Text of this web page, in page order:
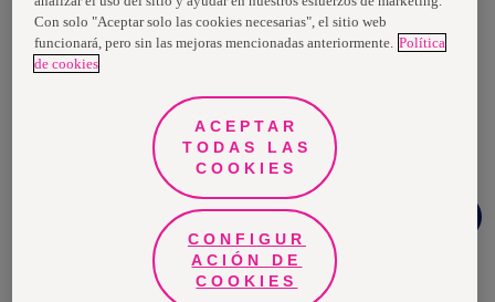
Nosotras, una marca de Essity - una compañía global líder en
higiene y salud. Cada día, mil millones de personas, en todo el
propósito es romper barreras por el bienestar en beneficio de
consumidores, pacientes, cuidadores, clientes y la sociedad en
general. Vendemos en aproximadamente 150 países bajo las
principales marcas globales TENA y Tork, así como otras marcas
como Actimove, Cutimed, JOBST, Knix, Leukoplast, Libero, Libresse,
Lotus, Modibodi, Nosotras, Saba, Tempo, TOM Organic y Zewa. En
2024, Essity tuvo ventas de aproximadamente 13 mil millones de
euros y empleó a 36,000 personas. La sede de la compañía está
ubicada en Estocolmo, Suecia, y Essity cotiza en Nasdaq Estocolmo.
Más información enwww.essity.com.
Con solo "Aceptar solo las cookies necesarias", el sitio web
funcionará, pero sin las mejoras mencionadas anteriormente. Política
de cookies
ACEPTAR
TODAS LAS
COOKIES
CONFIGUR
ACIÓN DE
COOKIES